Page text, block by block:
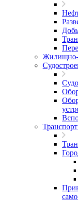
Жилищно-
Транспорт